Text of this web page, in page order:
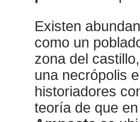
Existen
como un
zona del
una necrópolis
historiadores
teoría de que